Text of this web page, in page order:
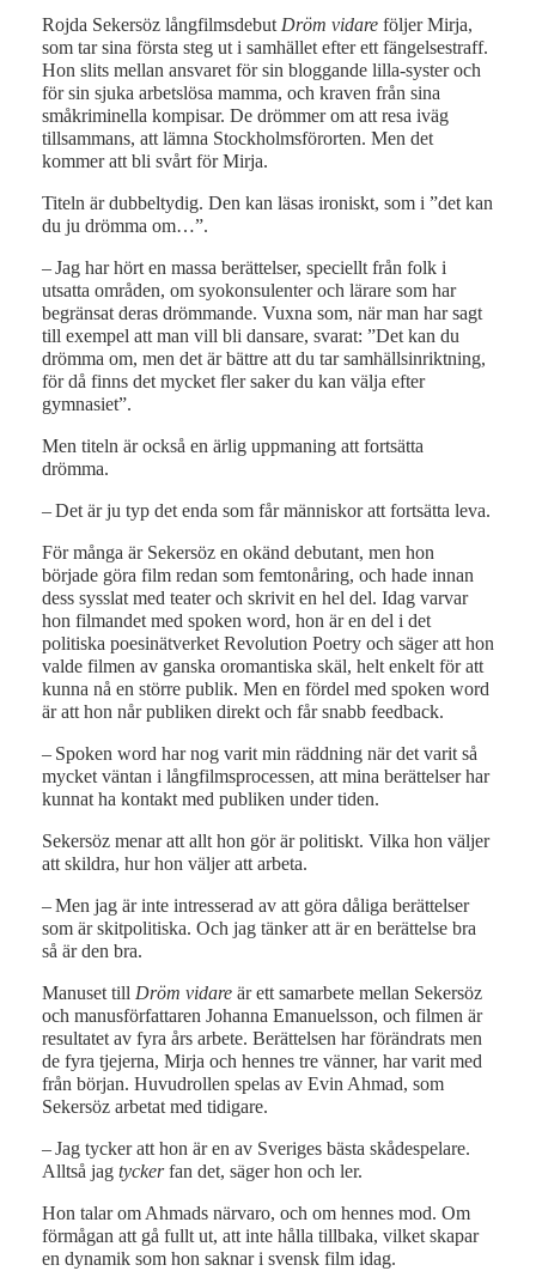
Rojda Sekersöz långfilmsdebut Dröm vidare följer Mirja,
som tar sina första steg ut i samhället efter ett fängelsestraff.
Hon slits mellan ansvaret för sin bloggande lilla-syster och
för sin sjuka arbetslösa mamma, och kraven från sina
småkriminella kompisar. De drömmer om att resa iväg
tillsammans, att lämna Stockholmsförorten. Men det
kommer att bli svårt för Mirja.
Titeln är dubbeltydig. Den kan läsas ironiskt, som i ”det kan
du ju drömma om…”.
– Jag har hört en massa berättelser, speciellt från folk i
utsatta områden, om syokonsulenter och lärare som har
begränsat deras drömmande. Vuxna som, när man har sagt
till exempel att man vill bli dansare, svarat: ”Det kan du
drömma om, men det är bättre att du tar samhällsinriktning,
för då finns det mycket fler saker du kan välja efter
gymnasiet”.
Men titeln är också en ärlig uppmaning att fortsätta
drömma.
– Det är ju typ det enda som får människor att fortsätta leva.
För många är Sekersöz en okänd debutant, men hon
började göra film redan som femtonåring, och hade innan
dess sysslat med teater och skrivit en hel del. Idag varvar
hon filmandet med spoken word, hon är en del i det
politiska poesinätverket Revolution Poetry och säger att hon
valde filmen av ganska oromantiska skäl, helt enkelt för att
kunna nå en större publik. Men en fördel med spoken word
är att hon når publiken direkt och får snabb feedback.
– Spoken word har nog varit min räddning när det varit så
mycket väntan i långfilmsprocessen, att mina berättelser har
kunnat ha kontakt med publiken under tiden.
Sekersöz menar att allt hon gör är politiskt. Vilka hon väljer
att skildra, hur hon väljer att arbeta.
– Men jag är inte intresserad av att göra dåliga berättelser
som är skitpolitiska. Och jag tänker att är en berättelse bra
så är den bra.
Manuset till Dröm vidare är ett samarbete mellan Sekersöz
och manusförfattaren Johanna Emanuelsson, och filmen är
resultatet av fyra års arbete. Berättelsen har förändrats men
de fyra tjejerna, Mirja och hennes tre vänner, har varit med
från början. Huvudrollen spelas av Evin Ahmad, som
Sekersöz arbetat med tidigare.
– Jag tycker att hon är en av Sveriges bästa skådespelare.
Alltså jag tyckerfan det, säger hon och ler.
Hon talar om Ahmads närvaro, och om hennes mod. Om
förmågan att gå fullt ut, att inte hålla tillbaka, vilket skapar
en dynamik som hon saknar i svensk film idag.